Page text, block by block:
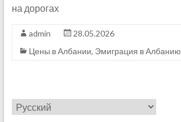
на дорогах
admin
28.05.2026
Цены в Албании, Эмиграция в Албанию
Выбрать
язык